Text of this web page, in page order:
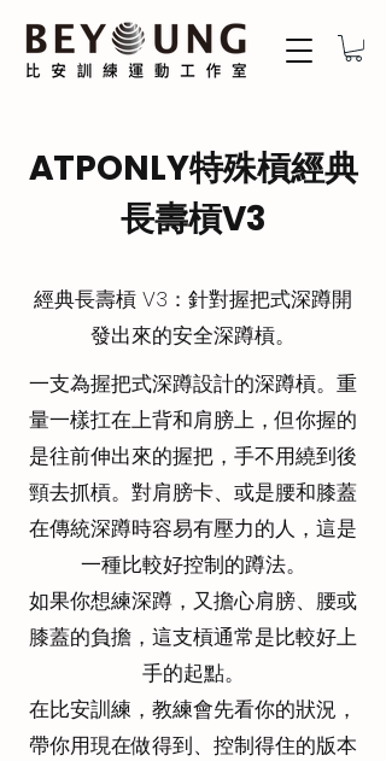
ATPONLY特殊槓經典
長壽槓V3
經典長壽槓 V3：針對握把式深蹲開
發出來的安全深蹲槓。
一支為握把式深蹲設計的深蹲槓。重
量一樣扛在上背和肩膀上，但你握的
是往前伸出來的握把，手不用繞到後
頸去抓槓。對肩膀卡、或是腰和膝蓋
在傳統深蹲時容易有壓力的人，這是
一種比較好控制的蹲法。
如果你想練深蹲，又擔心肩膀、腰或
膝蓋的負擔，這支槓通常是比較好上
手的起點。
在比安訓練，教練會先看你的狀況，
帶你用現在做得到、控制得住的版本